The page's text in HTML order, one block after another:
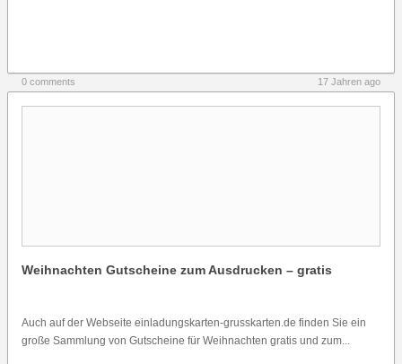
0 comments 17 Jahren ago
Weihnachten Gutscheine zum Ausdrucken – gratis
Auch auf der Webseite einladungskarten-grusskarten.de finden Sie ein
große Sammlung von Gutscheine für Weihnachten gratis und zum...